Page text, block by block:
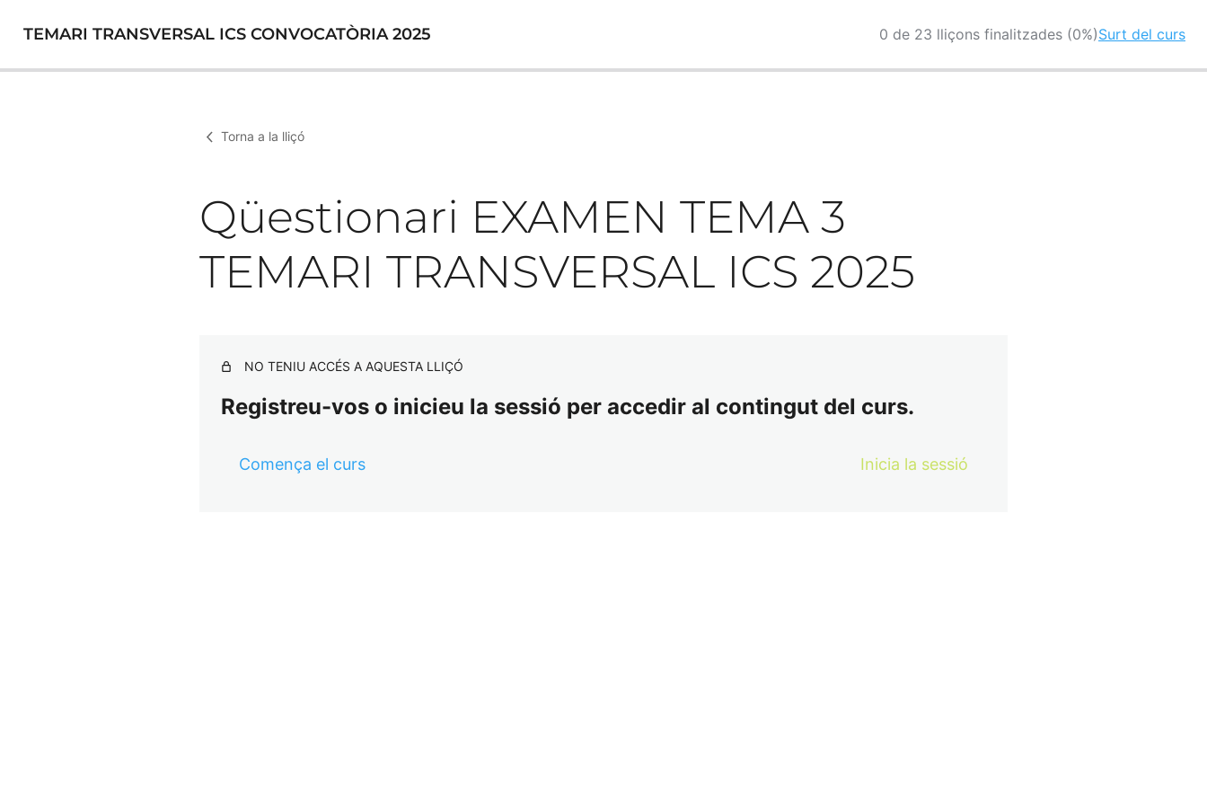
TEMARI TRANSVERSAL ICS CONVOCATÒRIA 2025 0 de 23 lliçons finalitzades (0%)Surt del curs
Torna a la lliçó
Qüestionari EXAMEN TEMA 3
TEMARI TRANSVERSAL ICS 2025
NO TENIU ACCÉS A AQUESTA LLIÇÓ
Registreu-vos o inicieu la sessió per accedir al contingut del curs.
Comença el curs Inicia la sessió